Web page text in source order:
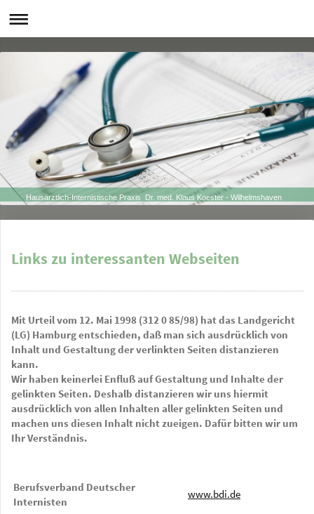
Hausärztlich-Internistische Praxis Dr. med. Klaus Koester - Wilhelmshaven
Links zu interessanten Webseiten
Mit Urteil vom 12. Mai 1998 (312 0 85/98) hat das Landgericht
(LG) Hamburg entschieden, daß man sich ausdrücklich von
Inhalt und Gestaltung der verlinkten Seiten distanzieren
kann.
Wir haben keinerlei Enfluß auf Gestaltung und Inhalte der
gelinkten Seiten. Deshalb distanzieren wir uns hiermit
ausdrücklich von allen Inhalten aller gelinkten Seiten und
machen uns diesen Inhalt nicht zueigen. Dafür bitten wir um
Ihr Verständnis.
Berufsverband Deutscher
Internisten
www.bdi.de